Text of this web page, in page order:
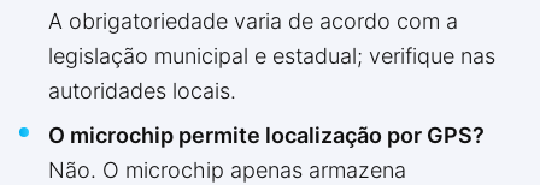
A obrigatoriedade varia de acordo com a
legislação municipal e estadual; verifique nas
autoridades locais.
O microchip permite localização por GPS?
Não. O microchip apenas armazena